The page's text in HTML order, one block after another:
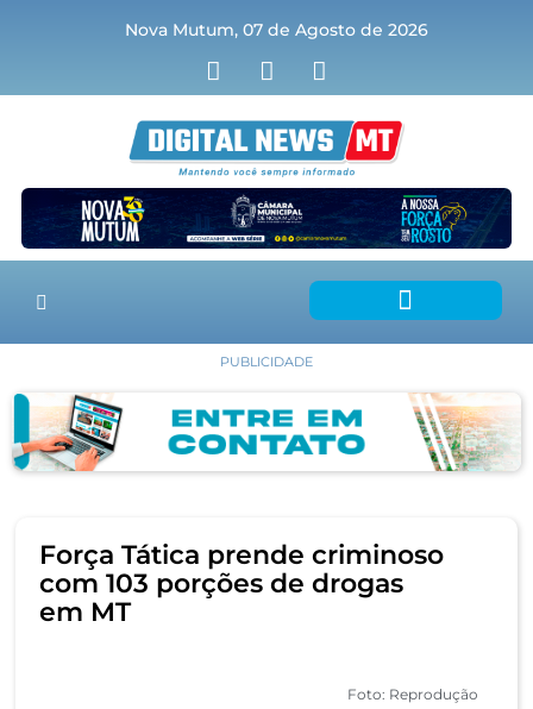
Nova Mutum, 07 de Agosto de 2026
PUBLICIDADE
Força Tática prende criminoso
com 103 porções de drogas
em MT
Foto: Reprodução